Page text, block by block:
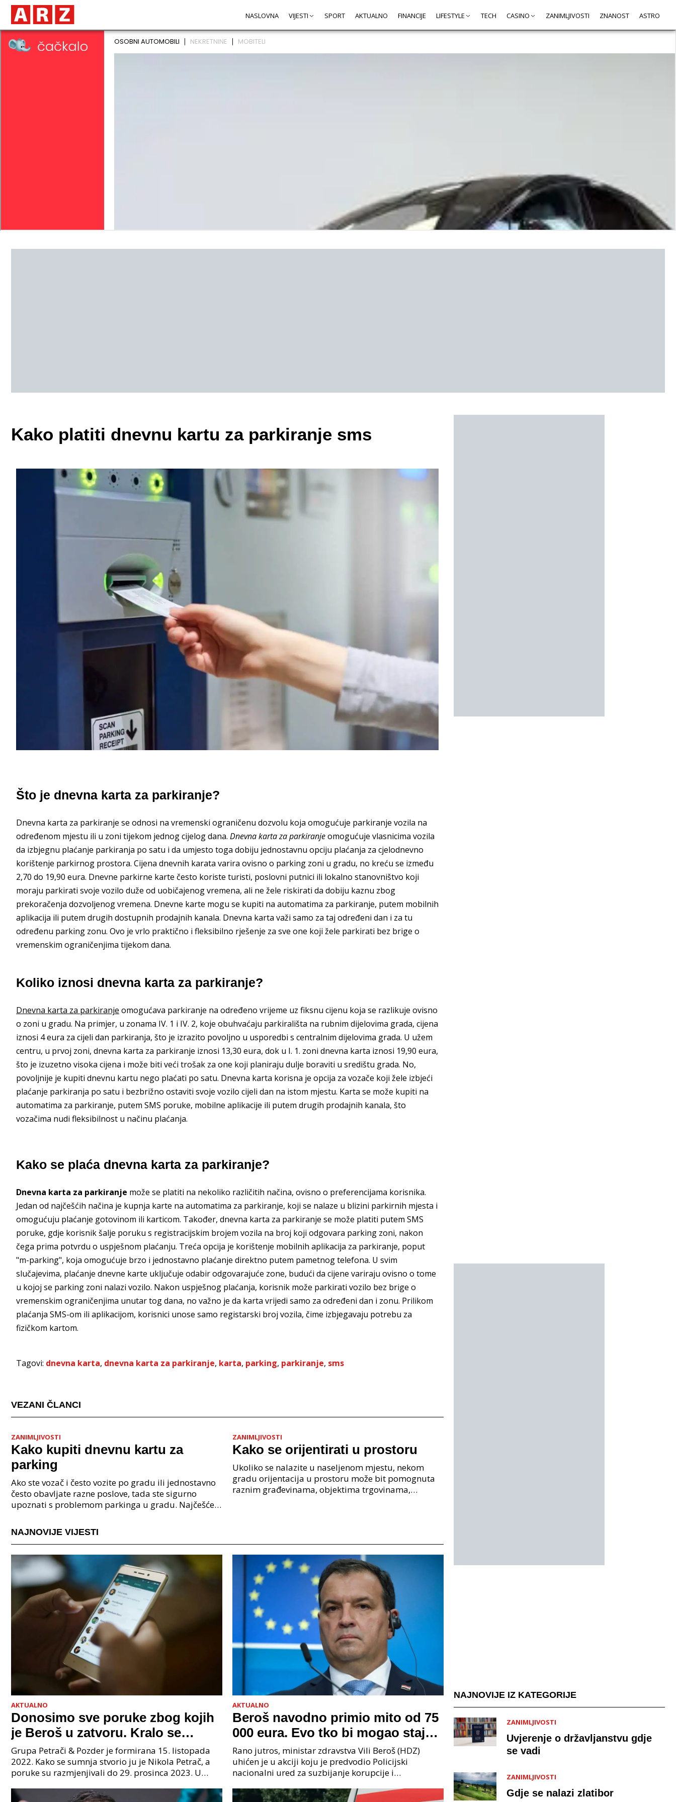
NASLOVNA VIJESTI SPORT AKTUALNO FINANCIJE LIFESTYLE TECH CASINO ZANIMLJIVOSTI ZNANOST ASTRO
Kako platiti dnevnu kartu za parkiranje sms
Što je dnevna karta za parkiranje?
Dnevna karta za parkiranje se odnosi na vremenski ograničenu dozvolu koja omogućuje parkiranje vozila na
određenom mjestu ili u zoni tijekom jednog cijelog dana. Dnevna karta za parkiranjeomogućuje vlasnicima vozila
da izbjegnu plaćanje parkiranja po satu i da umjesto toga dobiju jednostavnu opciju plaćanja za cjelodnevno
korištenje parkirnog prostora. Cijena dnevnih karata varira ovisno o parking zoni u gradu, no kreću se između
2,70 do 19,90 eura. Dnevne parkirne karte često koriste turisti, poslovni putnici ili lokalno stanovništvo koji
moraju parkirati svoje vozilo duže od uobičajenog vremena, ali ne žele riskirati da dobiju kaznu zbog
prekoračenja dozvoljenog vremena. Dnevne karte mogu se kupiti na automatima za parkiranje, putem mobilnih
aplikacija ili putem drugih dostupnih prodajnih kanala. Dnevna karta važi samo za taj određeni dan i za tu
određenu parking zonu. Ovo je vrlo praktično i fleksibilno rješenje za sve one koji žele parkirati bez brige o
vremenskim ograničenjima tijekom dana.
Koliko iznosi dnevna karta za parkiranje?
Dnevna karta za parkiranje omogućava parkiranje na određeno vrijeme uz fiksnu cijenu koja se razlikuje ovisno
o zoni u gradu. Na primjer, u zonama IV. 1 i IV. 2, koje obuhvaćaju parkirališta na rubnim dijelovima grada, cijena
iznosi 4 eura za cijeli dan parkiranja, što je izrazito povoljno u usporedbi s centralnim dijelovima grada. U užem
centru, u prvoj zoni, dnevna karta za parkiranje iznosi 13,30 eura, dok u I. 1. zoni dnevna karta iznosi 19,90 eura,
što je izuzetno visoka cijena i može biti veći trošak za one koji planiraju dulje boraviti u središtu grada. No,
povoljnije je kupiti dnevnu kartu nego plaćati po satu. Dnevna karta korisna je opcija za vozače koji žele izbjeći
plaćanje parkiranja po satu i bezbrižno ostaviti svoje vozilo cijeli dan na istom mjestu. Karta se može kupiti na
automatima za parkiranje, putem SMS poruke, mobilne aplikacije ili putem drugih prodajnih kanala, što
vozačima nudi fleksibilnost u načinu plaćanja.
Kako se plaća dnevna karta za parkiranje?
Dnevna karta za parkiranje može se platiti na nekoliko različitih načina, ovisno o preferencijama korisnika.
Jedan od najčešćih načina je kupnja karte na automatima za parkiranje, koji se nalaze u blizini parkirnih mjesta i
omogućuju plaćanje gotovinom ili karticom. Također, dnevna karta za parkiranje se može platiti putem SMS
poruke, gdje korisnik šalje poruku s registracijskim brojem vozila na broj koji odgovara parking zoni, nakon
čega prima potvrdu o uspješnom plaćanju. Treća opcija je korištenje mobilnih aplikacija za parkiranje, poput
"m-parking", koja omogućuje brzo i jednostavno plaćanje direktno putem pametnog telefona. U svim
slučajevima, plaćanje dnevne karte uključuje odabir odgovarajuće zone, budući da cijene variraju ovisno o tome
u kojoj se parking zoni nalazi vozilo. Nakon uspješnog plaćanja, korisnik može parkirati vozilo bez brige o
vremenskim ograničenjima unutar tog dana, no važno je da karta vrijedi samo za određeni dan i zonu. Prilikom
plaćanja SMS-om ili aplikacijom, korisnici unose samo registarski broj vozila, čime izbjegavaju potrebu za
fizičkom kartom.
Tagovi: dnevna karta, dnevna karta za parkiranje, karta, parking, parkiranje, sms
VEZANI ČLANCI
ZANIMLJIVOSTI
Kako kupiti dnevnu kartu za
parking
Ako ste vozač i često vozite po gradu ili jednostavno
često obavljate razne poslove, tada ste sigurno
upoznati s problemom parkinga u gradu. Najčešće
ZANIMLJIVOSTI
Kako se orijentirati u prostoru
Ukoliko se nalazite u naseljenom mjestu, nekom
gradu orijentacija u prostoru može bit pomognuta
raznim građevinama, objektima trgovinama,
NAJNOVIJE VIJESTI
AKTUALNO
Donosimo sve poruke zbog kojih
je Beroš u zatvoru. Kralo se
godinama. Tko će iz vlade biti
sljedeći uhićen?
Grupa Petrači & Pozder je formirana 15. listopada
2022. Kako se sumnja stvorio ju je Nikola Petrač, a
poruke su razmjenjivali do 29. prosinca 2023. U
AKTUALNO
Beroš navodno primio mito od 75
000 eura. Evo tko bi mogao stajati
na čelu zločinačkog udruženja
Rano jutros, ministar zdravstva Vili Beroš (HDZ)
uhićen je u akciji koju je predvodio Policijski
nacionalni ured za suzbijanje korupcije i
priopćenju USKOK
NAJNOVIJE IZ KATEGORIJE
ZANIMLJIVOSTI
Uvjerenje o državljanstvu gdje
se vadi
ZANIMLJIVOSTI
Gdje se nalazi zlatibor